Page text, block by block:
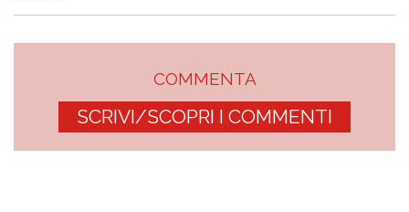
COMMENTA
SCRIVI/SCOPRI I COMMENTI